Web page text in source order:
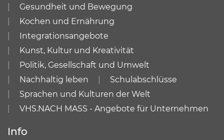
Gesundheit und Bewegung
Kochen und Ernährung
Integrationsangebote
Kunst, Kultur und Kreativität
Politik, Gesellschaft und Umwelt
Nachhaltig leben
Schulabschlüsse
Sprachen und Kulturen der Welt
VHS.NACH MASS - Angebote für Unternehmen
Info